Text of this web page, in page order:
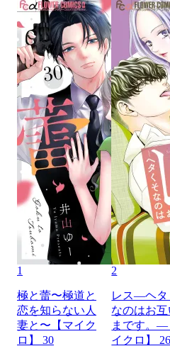
1
極と蕾〜極道と
恋を知らない人
妻と〜【マイク
ロ】 30
2
レス―ヘタ
なのはお互
まです。―
イクロ】 26